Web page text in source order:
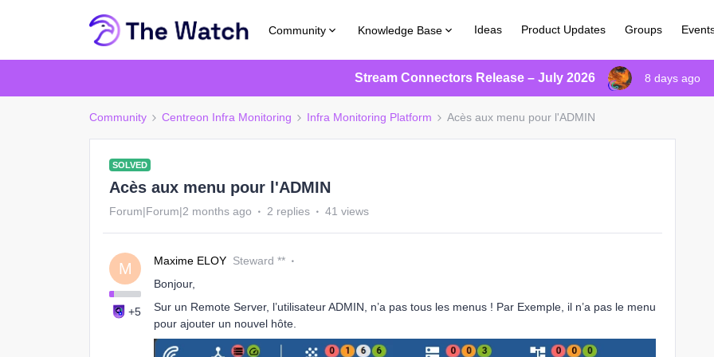
Community Knowledge Base Ideas Product Updates Groups
Stream Connectors Release – July 2026 8 days ago
Community Centreon Infra Monitoring Infra Monitoring Platform Acès aux menu pour l'ADMIN
SOLVED
Acès aux menu pour l'ADMIN
Forum|Forum|2 months ago 2 replies 41 views
M
+5
Maxime ELOY Steward **
Bonjour,
Sur un Remote Server, l’utilisateur ADMIN, n’a pas tous les menus ! Par Exemple, il n’a pas le menu
pour ajouter un nouvel hôte.